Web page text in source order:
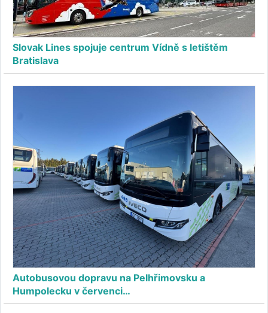
Slovak Lines spojuje centrum Vídně s letištěm
Bratislava
Autobusovou dopravu na Pelhřimovsku a
Humpolecku v červenci…